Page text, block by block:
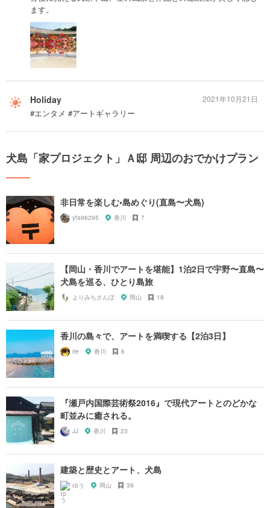
ます。
Holiday
#エンタメ #アートギャラリー
2021年10月21日
犬島「家プロジェクト」Ａ邸 周辺のおでかけプラン
非日常を楽しむ•島めぐり(直島〜犬島)
yfa96295 香川 7
【岡山・香川でアートを堪能】1泊2日で宇野〜直島〜
犬島を巡る、ひとり島旅
よりみちさんぽ 岡山 18
香川の島々で、アートを満喫する【2泊3日】
rie 香川 6
『瀬戸内国際芸術祭2016』で現代アートとのどかな
町並みに癒される。
JJ 香川 23
建築と歴史とアート、犬島
ゆう 岡山 39